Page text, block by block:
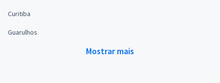
Curitiba
Guarulhos
Mostrar mais